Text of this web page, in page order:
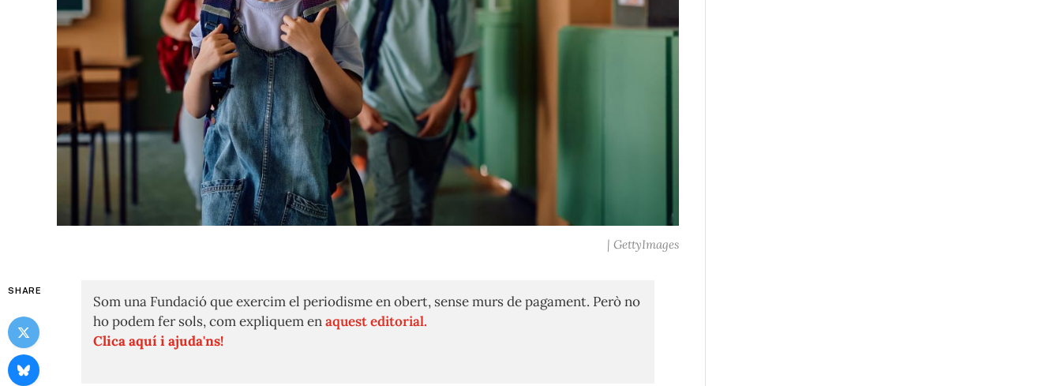
| GettyImages
SHARE
Som una Fundació que exercim el periodisme en obert, sense murs de pagament. Però no
ho podem fer sols, com expliquem enaquest editorial.
Clica aquí i ajuda'ns!